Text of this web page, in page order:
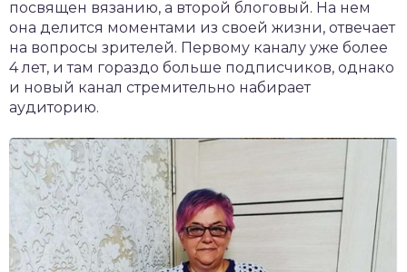
посвящен вязанию, а второй блоговый. На нем
она делится моментами из своей жизни, отвечает
на вопросы зрителей. Первому каналу уже более
4 лет, и там гораздо больше подписчиков, однако
и новый канал стремительно набирает
аудиторию.